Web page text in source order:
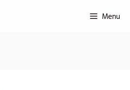
Menu